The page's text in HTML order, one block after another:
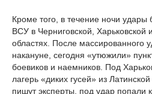
Кроме того, в течение ночи
ВСУ в Черниговской, Харьковской
областях. После массированного
накануне, сегодня «утюжили»
боевиков и наемников. Под
лагерь «диких гусей» из
пишут эксперты, под удар попали